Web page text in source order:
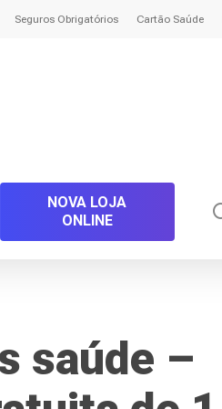
Seguros Obrigatórios Cartão Saúde
NOVA LOJA
ONLINE
saúde –